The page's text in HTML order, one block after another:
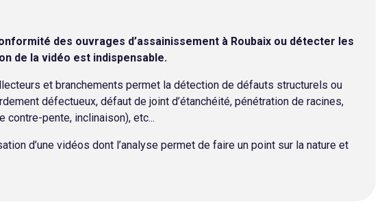
des ouvrages d’assainissement à Roubaix ou détecter les
de la vidéo est indispensable.
et branchements permet la détection de défauts structurels ou
défectueux, défaut de joint d’étanchéité, pénétration de racines,
contre-pente, inclinaison), etc...
d’une vidéos dont l’analyse permet de faire un point sur la nature et